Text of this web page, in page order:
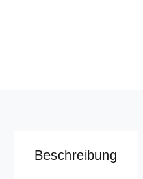
Beschreibung